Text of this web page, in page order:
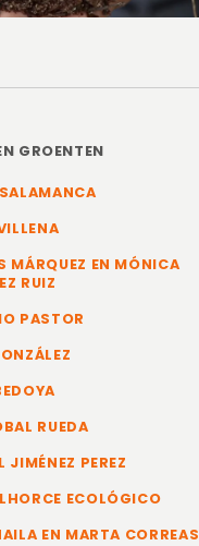
GROENTEN
MÁRQUEZ EN MÓNICA
RUIZ
PASTOR
RUEDA
JIMÉNEZ PEREZ
ECOLÓGICO
EN MARTA CORREAS